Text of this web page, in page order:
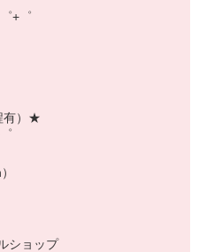
導塾・人材紹介
官公庁案件
接OK！
。
+゜
有）★
ショップ